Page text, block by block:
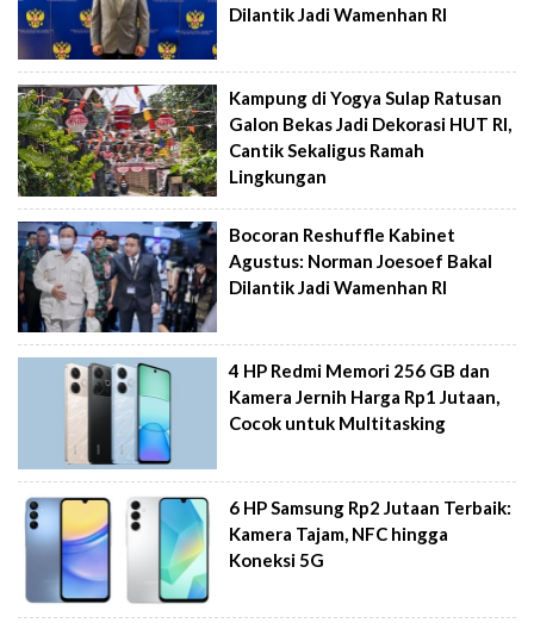
Dilantik Jadi Wamenhan RI
Kampung di Yogya Sulap Ratusan
Galon Bekas Jadi Dekorasi HUT RI,
Cantik Sekaligus Ramah
Lingkungan
Bocoran Reshuffle Kabinet
Agustus: Norman Joesoef Bakal
Dilantik Jadi Wamenhan RI
4 HP Redmi Memori 256 GB dan
Kamera Jernih Harga Rp1 Jutaan,
Cocok untuk Multitasking
6 HP Samsung Rp2 Jutaan Terbaik:
Kamera Tajam, NFC hingga
Koneksi 5G